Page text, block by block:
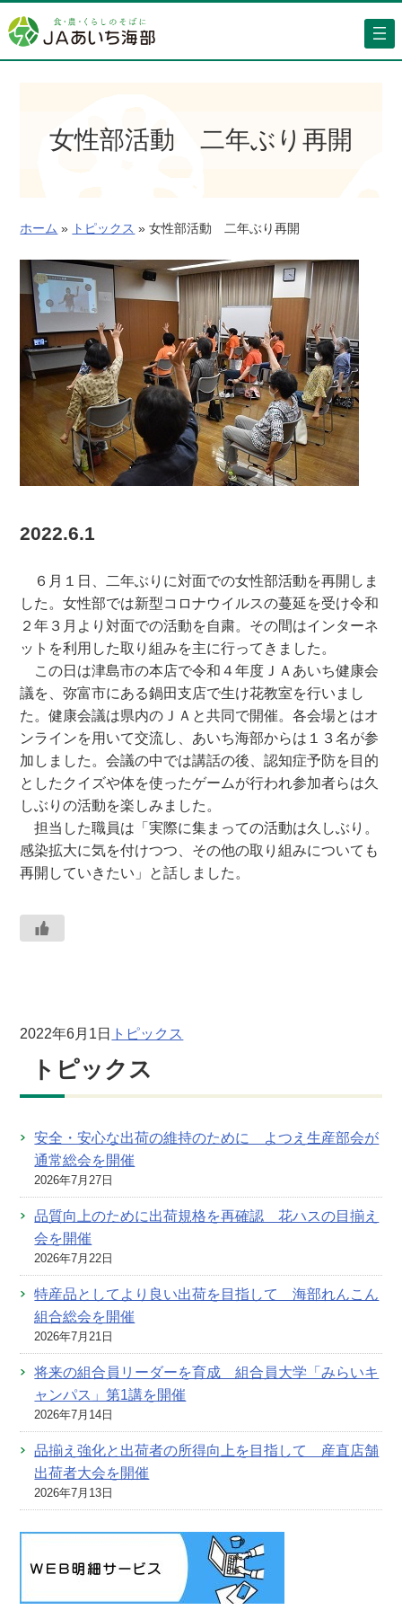
容
を
女性部活動 二年ぶり再開
ホーム » トピックス » 女性部活動 二年ぶり再開
2022.6.1
６月１日、二年ぶりに対面での女性部活動を再開しま
した。女性部では新型コロナウイルスの蔓延を受け令和
２年３月より対面での活動を自粛。その間はインターネ
ットを利用した取り組みを主に行ってきました。
この日は津島市の本店で令和４年度ＪＡあいち健康会
議を、弥富市にある鍋田支店で生け花教室を行いまし
た。健康会議は県内のＪＡと共同で開催。各会場とはオ
ンラインを用いて交流し、あいち海部からは１３名が参
加しました。会議の中では講話の後、認知症予防を目的
としたクイズや体を使ったゲームが行われ参加者らは久
しぶりの活動を楽しみました。
担当した職員は「実際に集まっての活動は久しぶり。
感染拡大に気を付けつつ、その他の取り組みについても
再開していきたい」と話しました。
2022年6月1日 トピックス
トピックス
安全・安心な出荷の維持のために よつえ生産部会が
通常総会を開催
2026年7月27日
品質向上のために出荷規格を再確認 花ハスの目揃え
会を開催
2026年7月22日
特産品としてより良い出荷を目指して 海部れんこん
組合総会を開催
2026年7月21日
将来の組合員リーダーを育成 組合員大学「みらいキ
ャンパス」第1講を開催
2026年7月14日
品揃え強化と出荷者の所得向上を目指して 産直店舗
出荷者大会を開催
2026年7月13日